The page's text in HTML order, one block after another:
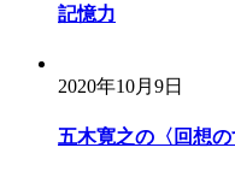
記憶力
2020年10月9日
五木寛之の〈回想